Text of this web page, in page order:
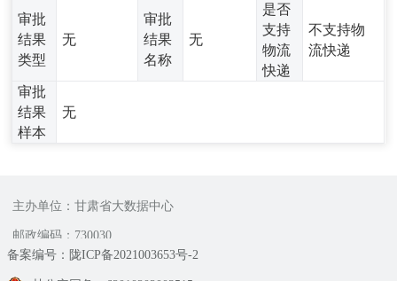
审批
结果
类型
无
审批
结果
名称
无
是否
支持
物流
快递
不支持物
流快递
审批
结果
样本
无
主办单位：甘肃省大数据中心
邮政编码：730030
备案编号：陇ICP备2021003653号-2